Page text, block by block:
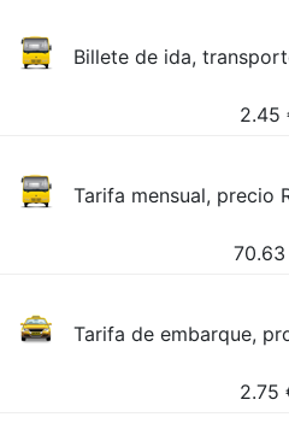
Billete de ida,
2.45
Tarifa mensual, precio
70.63
Tarifa de embarque,
2.75